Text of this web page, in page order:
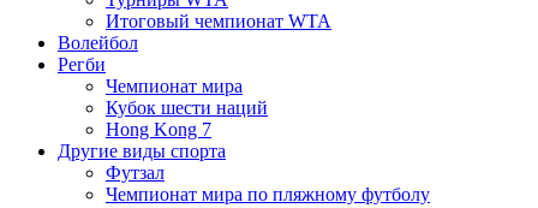
Итоговый чемпионат WTA
Волейбол
Регби
Чемпионат мира
Кубок шести наций
Hong Kong 7
Другие виды спорта
Футзал
Чемпионат мира по пляжному футболу